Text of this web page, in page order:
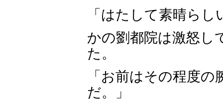
「はたして素晴らし
かの劉都院は激怒し
た。
「お前はその程度
だ。」